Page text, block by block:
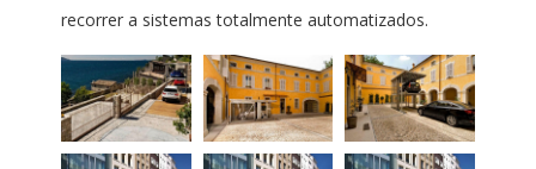
recorrer a sistemas totalmente automatizados.​​​​​​​